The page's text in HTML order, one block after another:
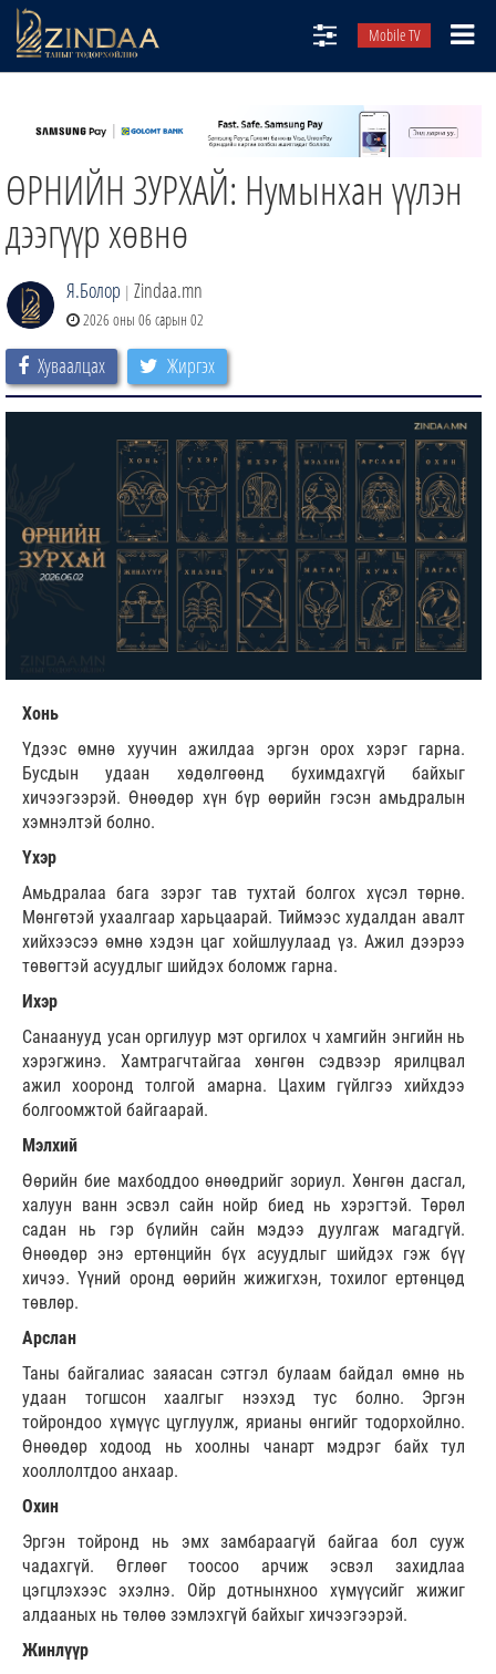
Mobile TV
ТВ8
ӨГЛӨӨНИЙ СОНИН
ЗИНДАА СЭТГҮҮЛ
ӨРНИЙН ЗУРХАЙ: Нумынхан үүлэн
дээгүүр хөвнө
Я.Болор | Zindaa.mn
2026 оны 06 сарын 02
Хуваалцах Жиргэх
Хонь
Үдээс өмнө хуучин ажилдаа эргэн орох хэрэг гарна.
Бусдын удаан хөдөлгөөнд бухимдахгүй байхыг
хичээгээрэй. Өнөөдөр хүн бүр өөрийн гэсэн амьдралын
хэмнэлтэй болно.
Үхэр
Амьдралаа бага зэрэг тав тухтай болгох хүсэл төрнө.
Мөнгөтэй ухаалгаар харьцаарай. Тиймээс худалдан авалт
хийхээсээ өмнө хэдэн цаг хойшлуулаад үз. Ажил дээрээ
төвөгтэй асуудлыг шийдэх боломж гарна.
Ихэр
Санаанууд усан оргилуур мэт оргилох ч хамгийн энгийн нь
хэрэгжинэ. Хамтрагчтайгаа хөнгөн сэдвээр ярилцвал
ажил хооронд толгой амарна. Цахим гүйлгээ хийхдээ
болгоомжтой байгаарай.
Мэлхий
Өөрийн бие махбоддоо өнөөдрийг зориул. Хөнгөн дасгал,
халуун ванн эсвэл сайн нойр биед нь хэрэгтэй. Төрөл
садан нь гэр бүлийн сайн мэдээ дуулгаж магадгүй.
Өнөөдөр энэ ертөнцийн бүх асуудлыг шийдэх гэж бүү
хичээ. Үүний оронд өөрийн жижигхэн, тохилог ертөнцөд
төвлөр.
Арслан
Таны байгалиас заяасан сэтгэл булаам байдал өмнө нь
удаан тогшсон хаалгыг нээхэд тус болно. Эргэн
тойрондоо хүмүүс цуглуулж, ярианы өнгийг тодорхойлно.
Өнөөдөр ходоод нь хоолны чанарт мэдрэг байх тул
хооллолтдоо анхаар.
Охин
Эргэн тойронд нь эмх замбараагүй байгаа бол сууж
чадахгүй. Өглөөг тоосоо арчиж эсвэл захидлаа
цэгцлэхээс эхэлнэ. Ойр дотнынхноо хүмүүсийг жижиг
алдааных нь төлөө зэмлэхгүй байхыг хичээгээрэй.
Жинлүүр